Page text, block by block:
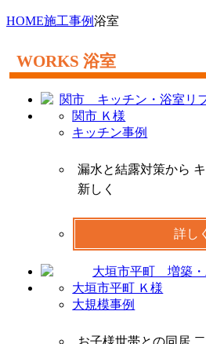
HOME施工事例浴室
浴室
関市 Ｋ様
キッチン事例
漏水と結露対策から
新しく
詳し
大垣市平町 Ｋ様
大規模事例
お子様世帯との同居